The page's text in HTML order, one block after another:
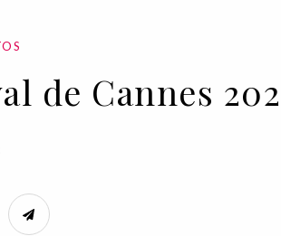
de Cannes